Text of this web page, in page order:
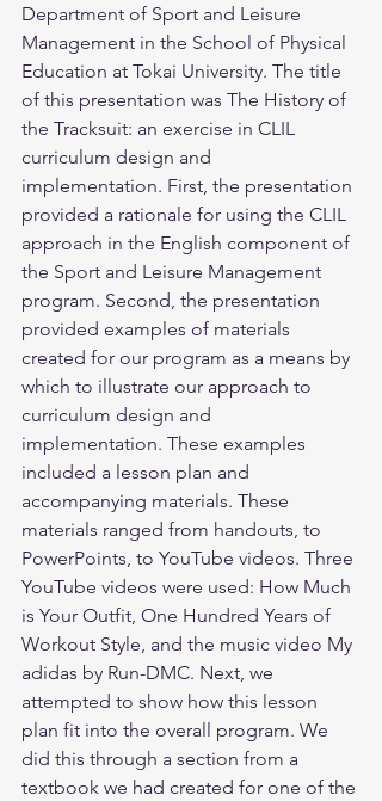
Department of Sport and Leisure
Management in the School of Physical
Education at Tokai University. The title
of this presentation was The History of
the Tracksuit: an exercise in CLIL
curriculum design and
implementation. First, the presentation
provided a rationale for using the CLIL
approach in the English component of
the Sport and Leisure Management
program. Second, the presentation
provided examples of materials
created for our program as a means by
which to illustrate our approach to
curriculum design and
implementation. These examples
included a lesson plan and
accompanying materials. These
materials ranged from handouts, to
PowerPoints, to YouTube videos. Three
YouTube videos were used: How Much
is Your Outfit, One Hundred Years of
Workout Style, and the music video My
adidas by Run-DMC. Next, we
attempted to show how this lesson
plan fit into the overall program. We
did this through a section from a
textbook we had created for one of the